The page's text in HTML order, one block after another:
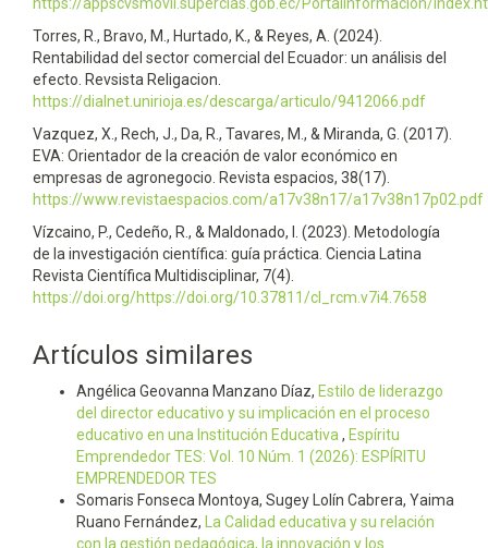
Torres, R., Bravo, M., Hurtado, K., & Reyes, A. (2024).
Rentabilidad del sector comercial del Ecuador: un análisis del
efecto. Revsista Religacion.
https://dialnet.unirioja.es/descarga/articulo/9412066.pdf
Vazquez, X., Rech, J., Da, R., Tavares, M., & Miranda, G. (2017).
EVA: Orientador de la creación de valor económico en
empresas de agronegocio. Revista espacios, 38(17).
https://www.revistaespacios.com/a17v38n17/a17v38n17p02.pdf
Vízcaino, P., Cedeño, R., & Maldonado, I. (2023). Metodología
de la investigación científica: guía práctica. Ciencia Latina
Revista Científica Multidisciplinar, 7(4).
https://doi.org/https://doi.org/10.37811/cl_rcm.v7i4.7658
Artículos similares
Angélica Geovanna Manzano Díaz, Estilo de liderazgo
del director educativo y su implicación en el proceso
educativo en una Institución Educativa , Espí­ritu
Emprendedor TES: Vol. 10 Núm. 1 (2026): ESPÍRITU
EMPRENDEDOR TES
Somaris Fonseca Montoya, Sugey Lolín Cabrera, Yaima
Ruano Fernández, La Calidad educativa y su relación
con la gestión pedagógica, la innovación y los